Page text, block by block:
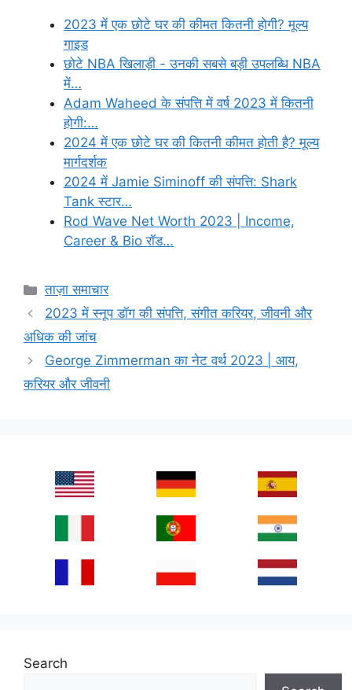
2023 में एक छोटे घर की कीमत कितनी होगी? मूल्य
गाइड
छोटे NBA खिलाड़ी - उनकी सबसे बड़ी उपलब्धि NBA
में…
Adam Waheed के संपत्ति में वर्ष 2023 में कितनी
होगी:…
2024 में एक छोटे घर की कितनी कीमत होती है? मूल्य
मार्गदर्शक
2024 में Jamie Siminoff की संपत्ति: Shark
Tank स्टार…
Rod Wave Net Worth 2023 | Income,
Career & Bio रॉड…
Categories
ताज़ा समाचार
2023 में स्नूप डॉग की संपत्ति, संगीत करियर, जीवनी और
अधिक की जांच
George Zimmerman का नेट वर्थ 2023 | आय,
करियर और जीवनी
Search